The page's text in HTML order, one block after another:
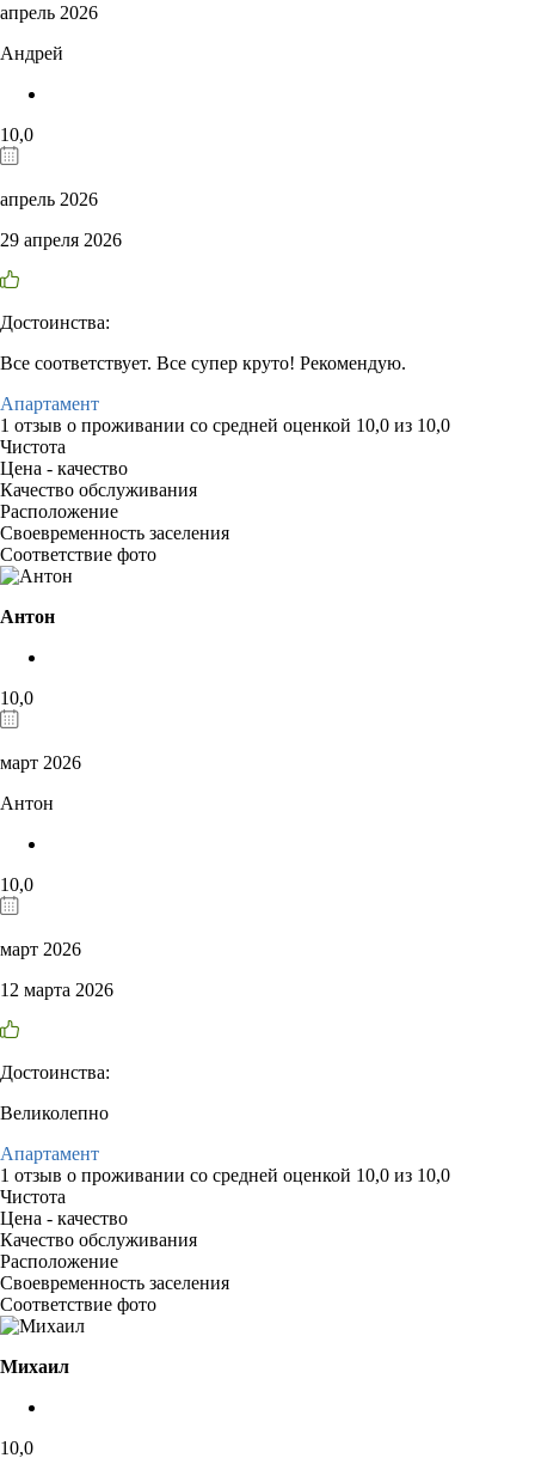
апрель 2026
Андрей
10,0
апрель 2026
29 апреля 2026
Достоинства:
Все соответствует. Все супер круто! Рекомендую.
Апартамент
1 отзыв о проживании со средней оценкой 10,0 из 10,0
Чистота
Цена - качество
Качество обслуживания
Расположение
Своевременность заселения
Соответствие фото
Антон
10,0
март 2026
Антон
10,0
март 2026
12 марта 2026
Достоинства:
Великолепно
Апартамент
1 отзыв о проживании со средней оценкой 10,0 из 10,0
Чистота
Цена - качество
Качество обслуживания
Расположение
Своевременность заселения
Соответствие фото
Михаил
10,0